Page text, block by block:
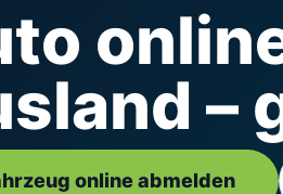
–
online abmelden